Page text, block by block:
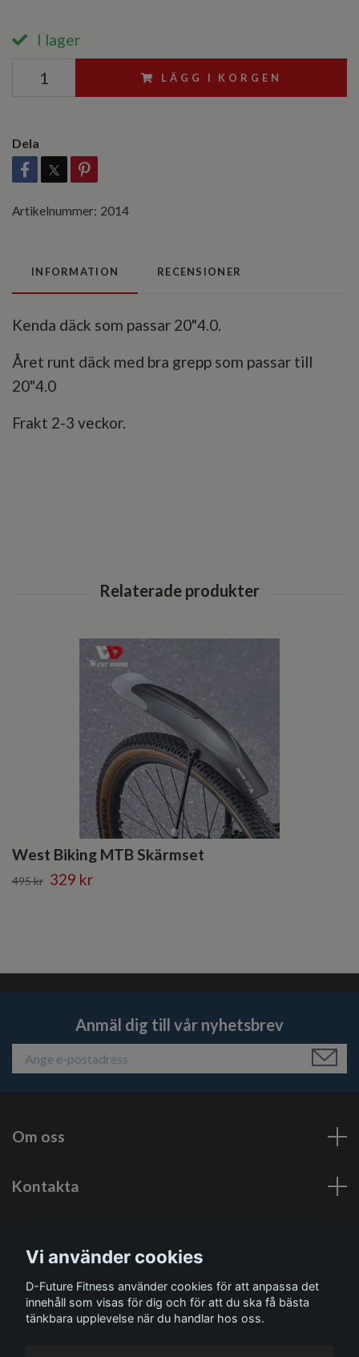
I lager
LÄGG I KORGEN
Dela
Artikelnummer: 2014
INFORMATION RECENSIONER
Kenda däck som passar 20"4.0.
Året runt däck med bra grepp som passar till
20"4.0
Frakt 2-3 veckor.
West Biking MTB Skärmset
495 kr 329 kr
Anmäl dig till vår nyhetsbrev
Om oss
Kontakta
Sociala medier
Vi använder cookies
D-Future Fitness använder cookies för att anpassa det
innehåll som visas för dig och för att du ska få bästa
tänkbara upplevelse när du handlar hos oss.